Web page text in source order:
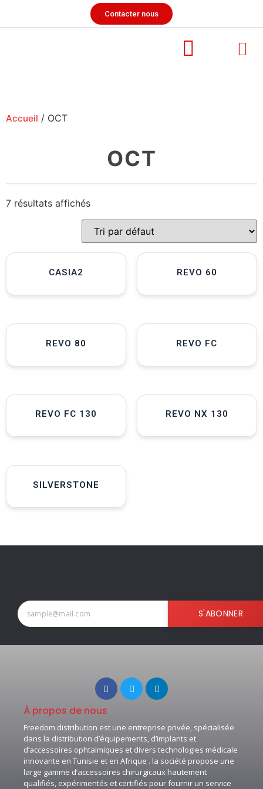
Contacter nous
Accueil / OCT
OCT
7 résultats affichés
CASIA2 REVO 60
REVO 80 REVO FC
REVO FC 130 REVO NX 130
SILVERSTONE
S'ABONNER
À propos de nous
Freedom distribution est une entreprise privée, spécialisée
dans la distribution d’équipements, d’implants et
d’accessoires ophtalmiques et divers technologies médicale
innovante en Tunisie et en Afrique . la société propose une
large gamme d’accessoires chirurgicaux hautement
qualifiés, expérimentés et certifiés pour fournir un service